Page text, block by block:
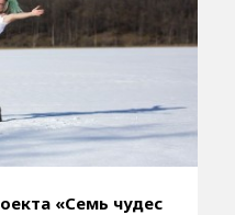
«Семь чудес